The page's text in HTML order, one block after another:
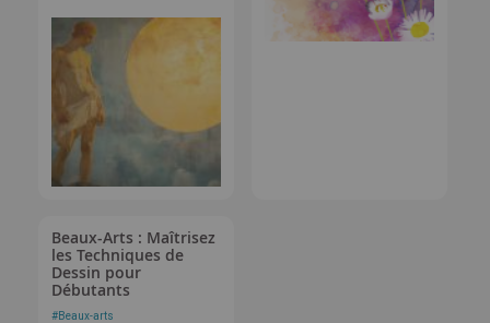
Beaux-Arts : Maîtrisez
les Techniques de
Dessin pour
Débutants
#Beaux-arts